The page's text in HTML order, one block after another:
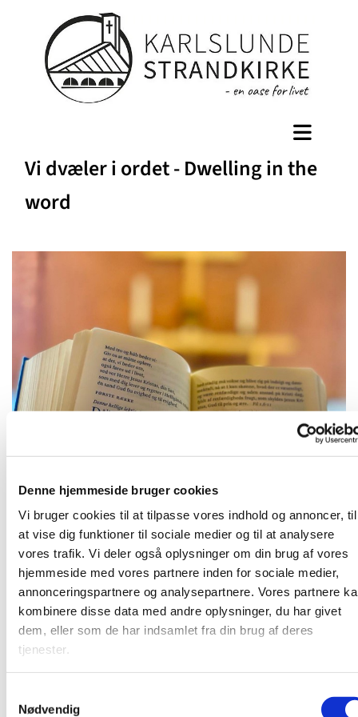
Denne hjemmeside bruger cookies
Vi bruger cookies til at tilpasse vores indhold og annoncer, til
at vise dig funktioner til sociale medier og til at analysere
vores trafik. Vi deler også oplysninger om din brug af vores
hjemmeside med vores partnere inden for sociale medier,
annonceringspartnere og analysepartnere. Vores partnere
kombinere disse data med andre oplysninger, du har givet
dem, eller som de har indsamlet fra din brug af deres
tjenester.
Nødvendig
Vi dvæler i ordet - Dwelling in the
word
Onsdag 11. november 2026, kl. 09:00
Kirkens præst gennemgår den kommende søndags tekst
og vi snakke om teksten. Herefter bøn.